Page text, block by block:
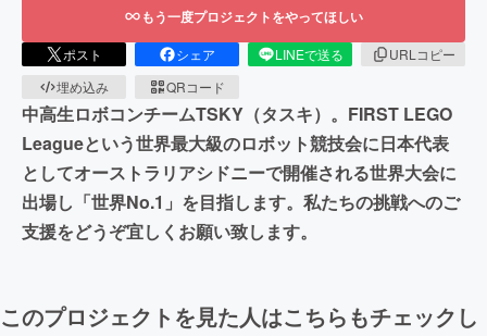
もう一度プロジェクトをやってほしい
ポスト シェア LINEで送る
URLコピー
埋め込み
QRコード
中高生ロボコンチームTSKY（タスキ）。FIRST LEGO
Leagueという世界最大級のロボット競技会に日本代表
としてオーストラリアシドニーで開催される世界大会に
出場し「世界No.1」を目指します。私たちの挑戦へのご
支援をどうぞ宜しくお願い致します。
このプロジェクトを見た人はこちらもチェックし